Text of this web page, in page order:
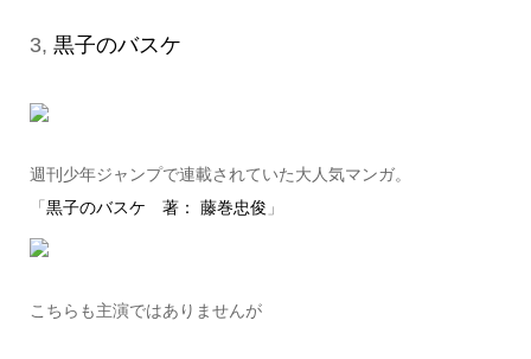
3, 黒子のバスケ
週刊少年ジャンプで連載されていた大人気マンガ。
「 黒子のバスケ 著： 藤巻忠俊 」
こちらも主演ではありませんが